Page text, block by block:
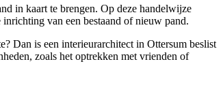
in kaart te brengen. Op deze handelwijze
van een bestaand of nieuw pand.
Dan is een interieurarchitect in Ottersum beslist
zoals het optrekken met vrienden of